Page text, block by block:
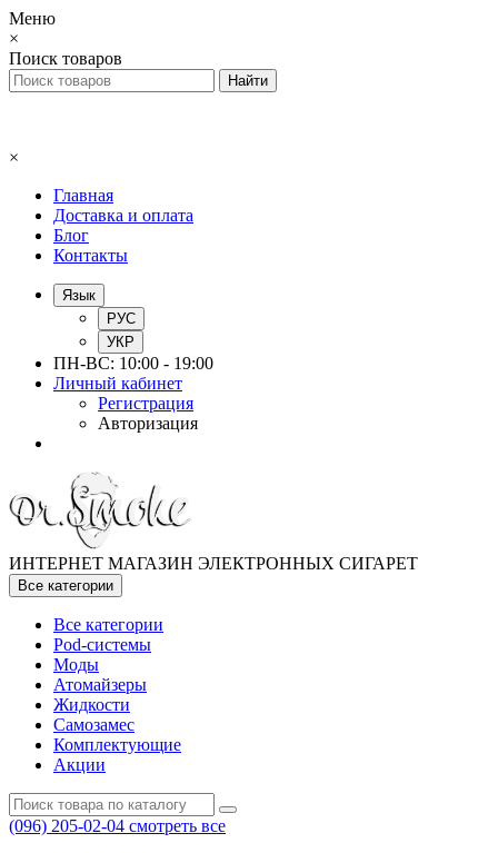
Меню
×
Поиск товаров
×
Главная
Доставка и оплата
Блог
Контакты
Язык
РУС
УКР
ПН-ВС: 10:00 - 19:00
Личный кабинет
Регистрация
Авторизация
ИНТЕРНЕТ МАГАЗИН ЭЛЕКТРОННЫХ СИГАРЕТ
Все категории
Все категории
Pod-системы
Моды
Атомайзеры
Жидкости
Самозамес
Комплектующие
Акции
(096) 205-02-04 смотреть все